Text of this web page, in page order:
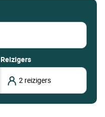
Reizigers